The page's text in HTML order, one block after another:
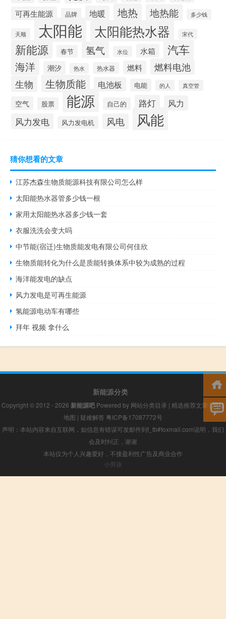
可再生能源 品牌 地暖 地热 地热能 多少钱
天顺 太阳能 太阳能热水器 宋代
新能源 春节 氢气 水位 水箱 汽车
海洋 潮汐 热水 热水器 燃料
燃料电池
生物
生物质能 电池板 电能 的人 真空管
空气 股票 能源 自己的 路灯 风力
风力发电 风力发电机 风电 风能
猜你想看的文章
江苏杰森生物质能源科技有限公司怎么样
太阳能热水器管多少钱一根
家用太阳能热水器多少钱一套
衣服洗洗会变大吗
中节能(宿迁)生物质能发电有限公司何佳欣
生物质能转化为什么是质能转换体系中较为成熟的过程
海洋能发电的缺点
风力发电是可再生能源
氢能源电动车有哪些
拜年 视频 拿什么
新能源分类
Copyright © 2012 - 2026 新能源吧 Powered by 网站分类目录 | 精选推荐文章 |网站
地图 | 疑难解答 粤ICP备17087772号
声明：本站内容来自互联网，如信息有错误可发邮件到f_fb#foxmail.com说明，我们
会及时纠正，谢谢
本站仅为个人兴趣爱好，不接盈利性广告及商业合作
小男孩